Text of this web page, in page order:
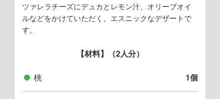
ツァレラチーズにデュカとレモン汁、オリーブオイ
ルなどをかけていただく、エスニックなデザートで
す。
【材料】（2人分）
桃 1個